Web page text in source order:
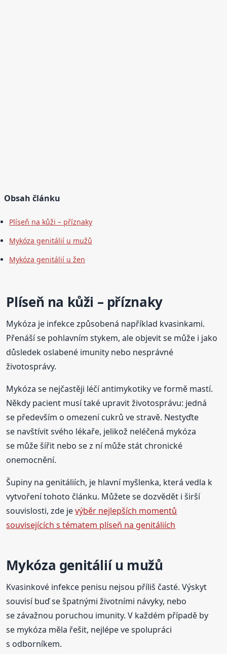
Obsah článku
Plíseň na kůži – příznaky
Mykóza genitálií u mužů
Mykóza genitálií u žen
Plíseň na kůži – příznaky
Mykóza je infekce způsobená například kvasinkami.
Přenáší se pohlavním stykem, ale objevit se může i jako
důsledek oslabené imunity nebo nesprávné
životosprávy.
Mykóza se nejčastěji léčí antimykotiky ve formě mastí.
Někdy pacient musí také upravit životosprávu: jedná
se především o omezení cukrů ve stravě. Nestyďte
se navštívit svého lékaře, jelikož neléčená mykóza
se může šířit nebo se z ní může stát chronické
onemocnění.
Šupiny na genitáliích, je hlavní myšlenka, která vedla k
vytvoření tohoto článku. Můžete se dozvědět i širší
souvislosti, zde jevýběr nejlepších momentů
souvisejících s tématem plíseň na genitáliích
Mykóza genitálií u mužů
Kvasinkové infekce penisu nejsou příliš časté. Výskyt
souvisí buď se špatnými životními návyky, nebo
se závažnou poruchou imunity. V každém případě by
se mykóza měla řešit, nejlépe ve spolupráci
s odborníkem.